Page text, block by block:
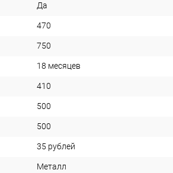
Да
470
750
18 месяцев
410
500
500
35 рублей
Металл